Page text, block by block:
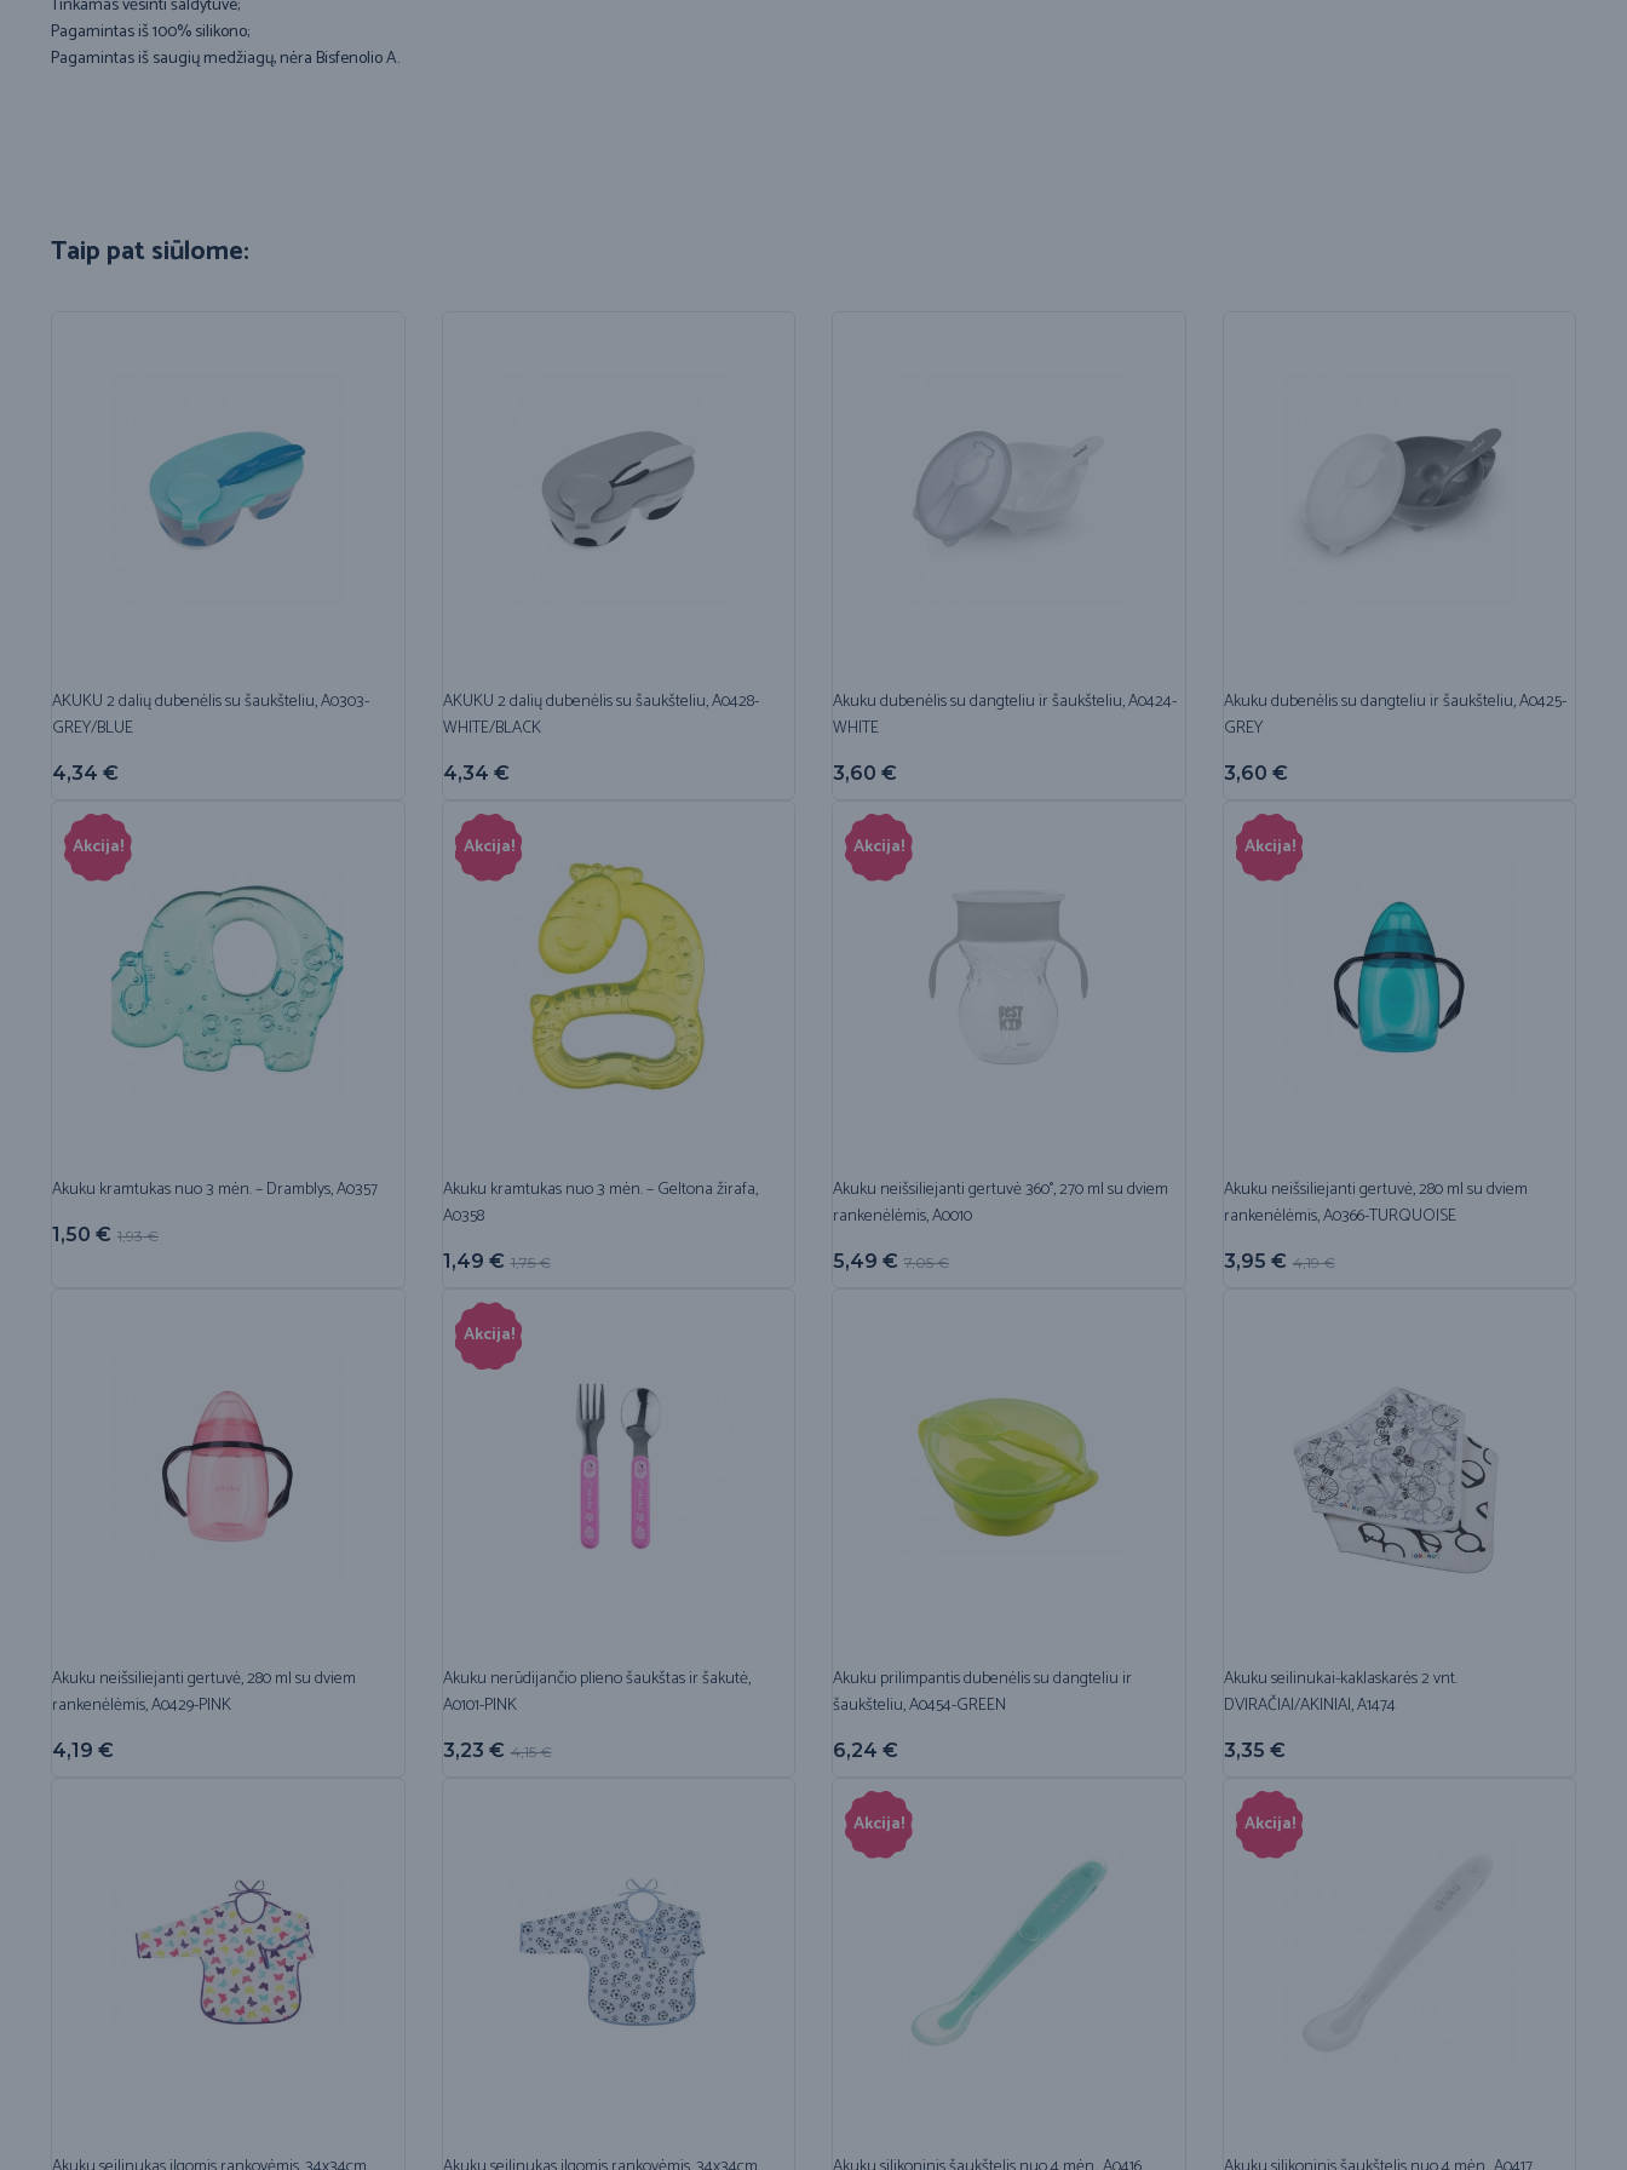
Tinkamas vėsinti šaldytuve;
Pagamintas iš 100% silikono;
Pagamintas iš saugių medžiagų, nėra Bisfenolio A.
Taip pat siūlome:
AKUKU 2 dalių dubenėlis su šaukšteliu, A0303-
GREY/BLUE
4,34 €
AKUKU 2 dalių dubenėlis su šaukšteliu, A0428-
WHITE/BLACK
4,34 €
Akuku dubenėlis su dangteliu ir šaukšteliu, A0424-
WHITE
3,60 €
Akuku dubenėlis su dangteliu ir šaukšteliu, A0425-
GREY
3,60 €
Akcija!
Akuku kramtukas nuo 3 mėn. – Dramblys, A0357
1,93€
1,50 €
Akcija!
Akuku kramtukas nuo 3 mėn. – Geltona žirafa,
A0358
1,75€
1,49 €
Akcija!
Akuku neišsiliejanti gertuvė 360°, 270 ml su dviem
rankenėlėmis, A0010
7,05€
5,49 €
Akcija!
Akuku neišsiliejanti gertuvė, 280 ml su dviem
rankenėlėmis, A0366-TURQUOISE
4,19€
3,95 €
Akuku neišsiliejanti gertuvė, 280 ml su dviem
rankenėlėmis, A0429-PINK
4,19 €
Akcija!
Akuku nerūdijančio plieno šaukštas ir šakutė,
A0101-PINK
4,15€
3,23 €
Akuku prilimpantis dubenėlis su dangteliu ir
šaukšteliu, A0454-GREEN
6,24 €
Akuku seilinukai-kaklaskarės 2 vnt.
DVIRAČIAI/AKINIAI, A1474
3,35 €
Akcija! Akcija!